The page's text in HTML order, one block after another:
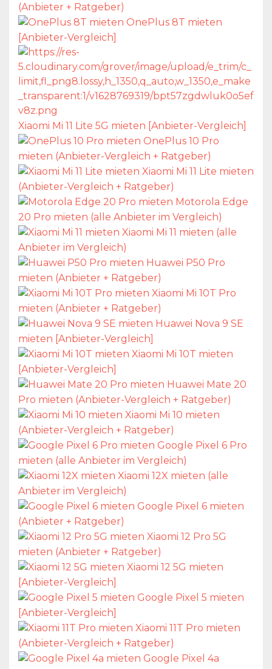
(Anbieter + Ratgeber)
OnePlus 8T mieten
[Anbieter-Vergleich]
Xiaomi Mi 11 Lite 5G mieten [Anbieter-Vergleich]
OnePlus 10 Pro
mieten (Anbieter-Vergleich + Ratgeber)
Xiaomi Mi 11 Lite mieten
(Anbieter-Vergleich + Ratgeber)
Motorola Edge
20 Pro mieten (alle Anbieter im Vergleich)
Xiaomi Mi 11 mieten (alle
Anbieter im Vergleich)
Huawei P50 Pro
mieten (Anbieter + Ratgeber)
Xiaomi Mi 10T Pro
mieten (Anbieter + Ratgeber)
Huawei Nova 9 SE
mieten [Anbieter-Vergleich]
Xiaomi Mi 10T mieten
[Anbieter-Vergleich]
Huawei Mate 20
Pro mieten (Anbieter-Vergleich + Ratgeber)
Xiaomi Mi 10 mieten
(Anbieter-Vergleich + Ratgeber)
Google Pixel 6 Pro
mieten (alle Anbieter im Vergleich)
Xiaomi 12X mieten (alle
Anbieter im Vergleich)
Google Pixel 6 mieten
(Anbieter + Ratgeber)
Xiaomi 12 Pro 5G
mieten (Anbieter + Ratgeber)
Xiaomi 12 5G mieten
[Anbieter-Vergleich]
Google Pixel 5 mieten
[Anbieter-Vergleich]
Xiaomi 11T Pro mieten
(Anbieter-Vergleich + Ratgeber)
Google Pixel 4a